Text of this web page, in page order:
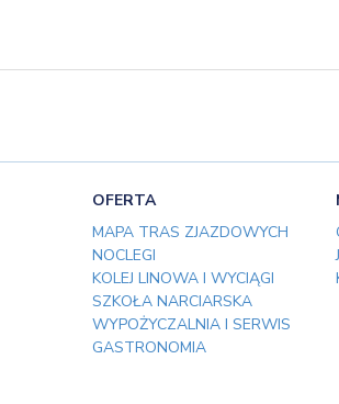
OFERTA
MAPA TRAS ZJAZDOWYCH
NOCLEGI
KOLEJ LINOWA I WYCIĄGI
SZKOŁA NARCIARSKA
WYPOŻYCZALNIA I SERWIS
GASTRONOMIA